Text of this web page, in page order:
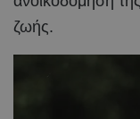
ζωής.